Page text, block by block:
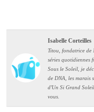
Isabelle Corteilles
Titou, fondatrice de
séries quotidiennes
Sous le Soleil, je
de DNA, les marais
d'Un Si Grand
vous.